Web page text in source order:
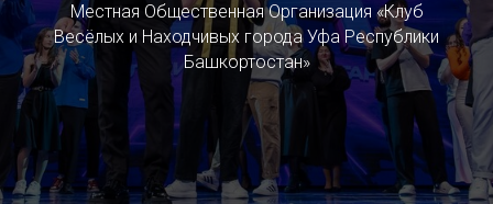
Местная Общественная Организация «Клуб
Весёлых и Находчивых города Уфа Республики
Башкортостан»